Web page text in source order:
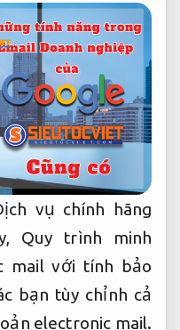
vụ chính hãng
Quy trình minh
mail với tính bảo
bạn tùy chỉnh cả
electronic mail.